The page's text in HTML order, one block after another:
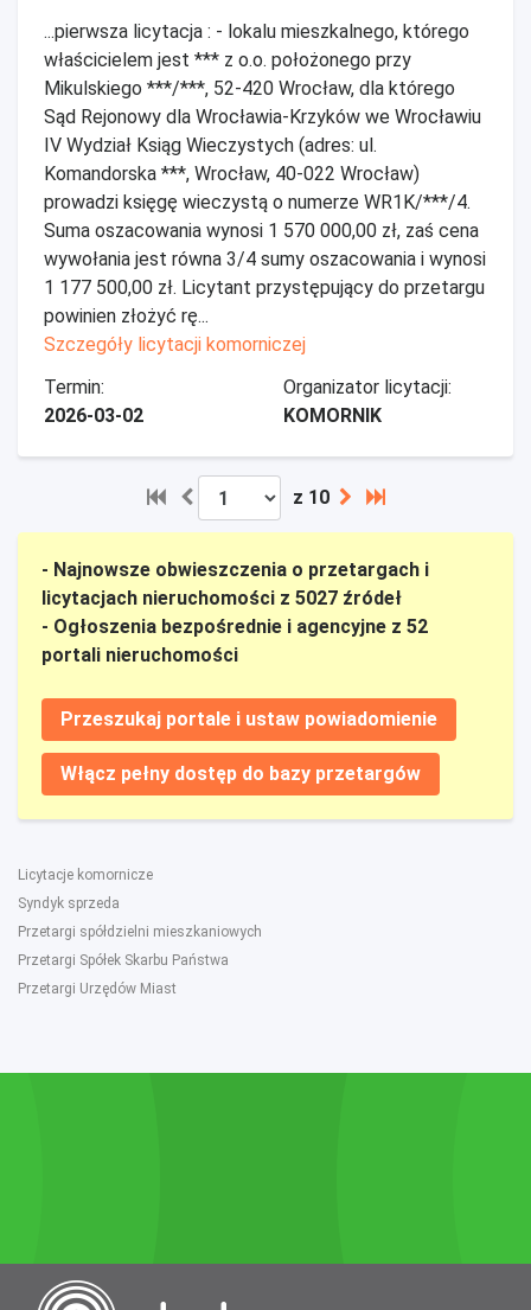
...pierwsza licytacja : - lokalu mieszkalnego, którego
właścicielem jest *** z o.o. położonego przy
Mikulskiego ***/***, 52-420 Wrocław, dla którego
Sąd Rejonowy dla Wrocławia-Krzyków we Wrocławiu
IV Wydział Ksiąg Wieczystych (adres: ul.
Komandorska ***, Wrocław, 40-022 Wrocław)
prowadzi księgę wieczystą o numerze WR1K/***/4.
Suma oszacowania wynosi 1 570 000,00 zł, zaś cena
wywołania jest równa 3/4 sumy oszacowania i wynosi
1 177 500,00 zł. Licytant przystępujący do przetargu
powinien złożyć rę...
Szczegóły licytacji komorniczej
Termin:
2026-03-02
Organizator licytacji:
KOMORNIK
z 10
- Najnowsze obwieszczenia o przetargach i
licytacjach nieruchomości z 5027 źródeł
- Ogłoszenia bezpośrednie i agencyjne z 52
portali nieruchomości
Przeszukaj portale i ustaw powiadomienie
Włącz pełny dostęp do bazy przetargów
Licytacje komornicze
Syndyk sprzeda
Przetargi spółdzielni mieszkaniowych
Przetargi Spółek Skarbu Państwa
Przetargi Urzędów Miast